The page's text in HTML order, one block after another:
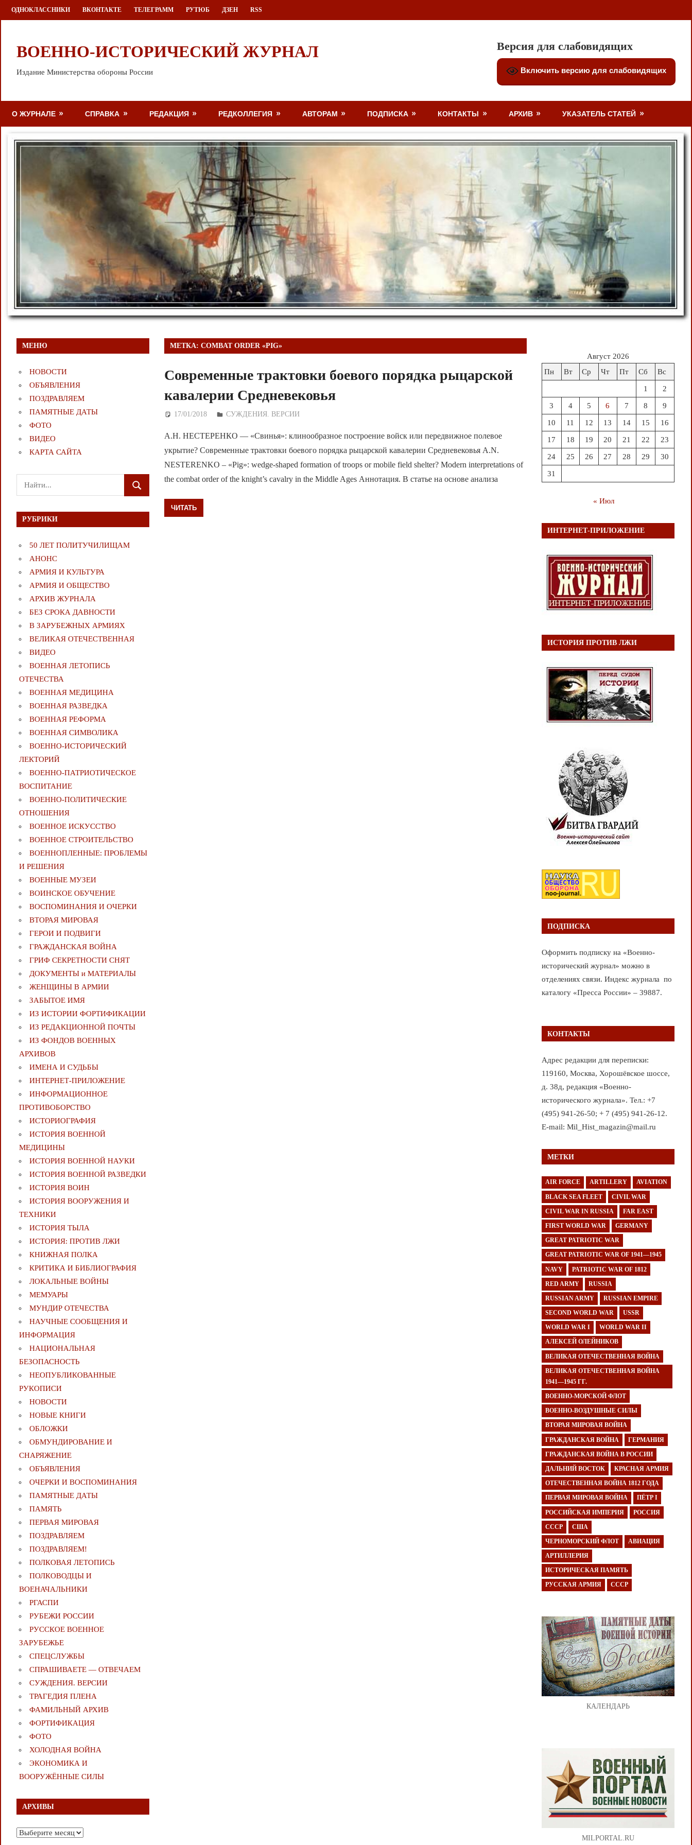
Перейти
к
ОДНОКЛАССНИКИ ВКОНТАКТЕ ТЕЛЕГРАММ РУТЮБ ДЗЕН RSS
ВОЕННО-ИСТОРИЧЕСКИЙ ЖУРНАЛ
Издание Министерства обороны России
Версия для слабовидящих
Включить версию для слабовидящих
О ЖУРНАЛЕ СПРАВКА РЕДАКЦИЯ РЕДКОЛЛЕГИЯ АВТОРАМ ПОДПИСКА КОНТАКТЫ АРХИВ УКАЗАТЕЛЬ СТАТЕЙ
МЕТКА:COMBAT ORDER «PIG»
Современные трактовки боевого порядка рыцарской
кавалерии Средневековья
17/01/2018 Дежурный по Редакции
СУЖДЕНИЯ. ВЕРСИИ
А.Н. НЕСТЕРЕНКО — «Свинья»: клинообразное построение войск или передвижное полевое
укрытие? Современные трактовки боевого порядка рыцарской кавалерии Средневековья A.N.
NESTERENKO – «Pig»: wedge-shaped formation of troops or mobile field shelter? Modern interpretations of
the combat order of the knight’s cavalry in the Middle Ages Аннотация. В статье на основе анализа
ЧИТАТЬ
МЕНЮ
НОВОСТИ
ОБЪЯВЛЕНИЯ
ПОЗДРАВЛЯЕМ
ПАМЯТНЫЕ ДАТЫ
ФОТО
ВИДЕО
КАРТА САЙТА
Поиск
для:
ПОИСК
РУБРИКИ
50 ЛЕТ ПОЛИТУЧИЛИЩАМ
АНОНС
АРМИЯ И КУЛЬТУРА
АРМИЯ И ОБЩЕСТВО
АРХИВ ЖУРНАЛА
БЕЗ СРОКА ДАВНОСТИ
В ЗАРУБЕЖНЫХ АРМИЯХ
ВЕЛИКАЯ ОТЕЧЕСТВЕННАЯ
ВИДЕО
ВОЕННАЯ ЛЕТОПИСЬ
ОТЕЧЕСТВА
ВОЕННАЯ МЕДИЦИНА
ВОЕННАЯ РАЗВЕДКА
ВОЕННАЯ РЕФОРМА
ВОЕННАЯ СИМВОЛИКА
ВОЕННО-ИСТОРИЧЕСКИЙ
ЛЕКТОРИЙ
ВОЕННО-ПАТРИОТИЧЕСКОЕ
ВОСПИТАНИЕ
ВОЕННО-ПОЛИТИЧЕСКИE
ОТНОШЕНИЯ
ВОЕННОЕ ИСКУССТВО
ВОЕННОЕ СТРОИТЕЛЬСТВО
ВОЕННОПЛЕННЫЕ: ПРОБЛЕМЫ
И РЕШЕНИЯ
ВОЕННЫЕ МУЗЕИ
ВОИНСКОЕ ОБУЧЕНИЕ
ВОСПОМИНАНИЯ И ОЧЕРКИ
ВТОРАЯ МИРОВАЯ
ГЕРОИ И ПОДВИГИ
ГРАЖДАНСКАЯ ВОЙНА
ГРИФ СЕКРЕТНОСТИ СНЯТ
ДОКУМЕНТЫ и МАТЕРИАЛЫ
ЖЕНЩИНЫ В АРМИИ
ЗАБЫТОЕ ИМЯ
ИЗ ИСТОРИИ ФОРТИФИКАЦИИ
ИЗ РЕДАКЦИОННОЙ ПОЧТЫ
ИЗ ФОНДОВ ВОЕННЫХ
АРХИВОВ
ИМЕНА И СУДЬБЫ
ИНТЕРНЕТ-ПРИЛОЖЕНИЕ
ИНФОРМАЦИОННОЕ
ПРОТИВОБОРСТВО
ИСТОРИОГРАФИЯ
ИСТОРИЯ ВОЕННОЙ
МЕДИЦИНЫ
ИСТОРИЯ ВОЕННОЙ НАУКИ
ИСТОРИЯ ВОЕННОЙ РАЗВЕДКИ
ИСТОРИЯ ВОИН
ИСТОРИЯ ВООРУЖЕНИЯ И
ТЕХНИКИ
ИСТОРИЯ ТЫЛА
ИСТОРИЯ: ПРОТИВ ЛЖИ
КНИЖНАЯ ПОЛКА
КРИТИКА И БИБЛИОГРАФИЯ
ЛОКАЛЬНЫЕ ВОЙНЫ
МЕМУАРЫ
МУНДИР ОТЕЧЕСТВА
НАУЧНЫЕ СООБЩЕНИЯ И
ИНФОРМАЦИЯ
НАЦИОНАЛЬНАЯ
БЕЗОПАСНОСТЬ
НЕОПУБЛИКОВАННЫЕ
РУКОПИСИ
НОВОСТИ
НОВЫЕ КНИГИ
ОБЛОЖКИ
ОБМУНДИРОВАНИЕ И
СНАРЯЖЕНИЕ
ОБЪЯВЛЕНИЯ
ОЧЕРКИ И ВОСПОМИНАНИЯ
ПАМЯТНЫЕ ДАТЫ
ПАМЯТЬ
ПЕРВАЯ МИРОВАЯ
ПОЗДРАВЛЯЕМ
ПОЗДРАВЛЯЕМ!
ПОЛКОВАЯ ЛЕТОПИСЬ
ПОЛКОВОДЦЫ И
ВОЕНАЧАЛЬНИКИ
РГАСПИ
РУБЕЖИ РОССИИ
РУССКОЕ ВОЕННОЕ
ЗАРУБЕЖЬЕ
СПЕЦСЛУЖБЫ
СПРАШИВАЕТЕ — ОТВЕЧАЕМ
СУЖДЕНИЯ. ВЕРСИИ
ТРАГЕДИЯ ПЛЕНА
ФАМИЛЬНЫЙ АРХИВ
ФОРТИФИКАЦИЯ
ФОТО
ХОЛОДНАЯ ВОЙНА
ЭКОНОМИКА И
ВООРУЖЁННЫЕ СИЛЫ
АРХИВЫ
Архивы
Август 2026
Пн
Вт Ср Чт Пт Сб Вс
1 2
3 4 5 6 7 8 9
10 11 12 13 14 15 16
17 18 19 20 21 22 23
24 25 26 27 28 29 30
31
« Июл
ИНТЕРНЕТ-ПРИЛОЖЕНИЕ
ИСТОРИЯ ПРОТИВ ЛЖИ
ПОДПИСКА
Оформить подписку на «Военно-
исторический журнал» можно в
отделениях связи. Индекс журнала по
каталогу «Пресса России» – 39887.
КОНТАКТЫ
Адрес редакции для переписки:
119160, Москва, Хорошёвское шоссе,
д. 38д, редакция «Военно-
исторического журнала». Тел.: +7
(495) 941-26-50; + 7 (495) 941-26-12.
E-mail: Mil_Hist_magazin@mail.ru
МЕТКИ
AIR FORCE ARTILLERY AVIATION
BLACK SEA FLEET CIVIL WAR
CIVIL WAR IN RUSSIA FAR EAST
FIRST WORLD WAR GERMANY
GREAT PATRIOTIC WAR
GREAT PATRIOTIC WAR OF 1941—1945
NAVY PATRIOTIC WAR OF 1812
RED ARMY RUSSIA
RUSSIAN ARMY RUSSIAN EMPIRE
SECOND WORLD WAR USSR
WORLD WAR I WORLD WAR II
АЛЕКСЕЙ ОЛЕЙНИКОВ
ВЕЛИКАЯ ОТЕЧЕСТВЕННАЯ ВОЙНА
ВЕЛИКАЯ ОТЕЧЕСТВЕННАЯ ВОЙНА
1941—1945 ГГ.
ВОЕННО-МОРСКОЙ ФЛОТ
ВОЕННО-ВОЗДУШНЫЕ СИЛЫ
ВТОРАЯ МИРОВАЯ ВОЙНА
ГРАЖДАНСКАЯ ВОЙНА ГЕРМАНИЯ
ГРАЖДАНСКАЯ ВОЙНА В РОССИИ
ДАЛЬНИЙ ВОСТОК КРАСНАЯ АРМИЯ
ОТЕЧЕСТВЕННАЯ ВОЙНА 1812 ГОДА
ПЕРВАЯ МИРОВАЯ ВОЙНА ПЁТР I
РОССИЙСКАЯ ИМПЕРИЯ РОССИЯ
СССР США
ЧЕРНОМОРСКИЙ ФЛОТ АВИАЦИЯ
АРТИЛЛЕРИЯ
ИСТОРИЧЕСКАЯ ПАМЯТЬ
РУССКАЯ АРМИЯ СССР
КАЛЕНДАРЬ
MILPORTAL.RU